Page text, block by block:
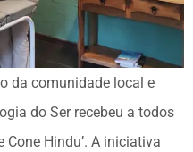
da comunidade local e
do Ser recebeu a todos
Cone Hindu’. A iniciativa